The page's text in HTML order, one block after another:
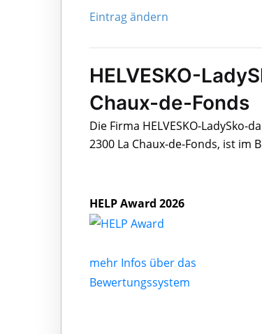
Eintrag ändern
HELVESKO-
Chaux-de-Fonds
Die Firma HELVESKO-LadySko-
2300 La Chaux-de-Fonds, ist im
HELP Award 2026
mehr Infos über das
Bewertungssystem